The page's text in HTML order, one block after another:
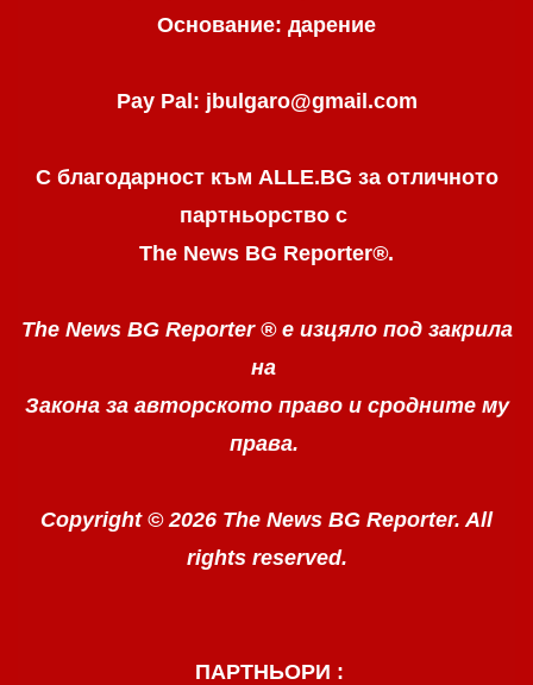
Основание: дарение
Pay Pal: jbulgaro@gmail.com
С благодарност към ALLE.BG за отличното
партньорство с
The News BG Reporter®.
The News BG Reporter ® е изцяло под закрила
на
Закона за авторското право и сродните му
права.
Copyright © 2026 The News BG Reporter. All
rights reserved.
ПАРТНЬОРИ :